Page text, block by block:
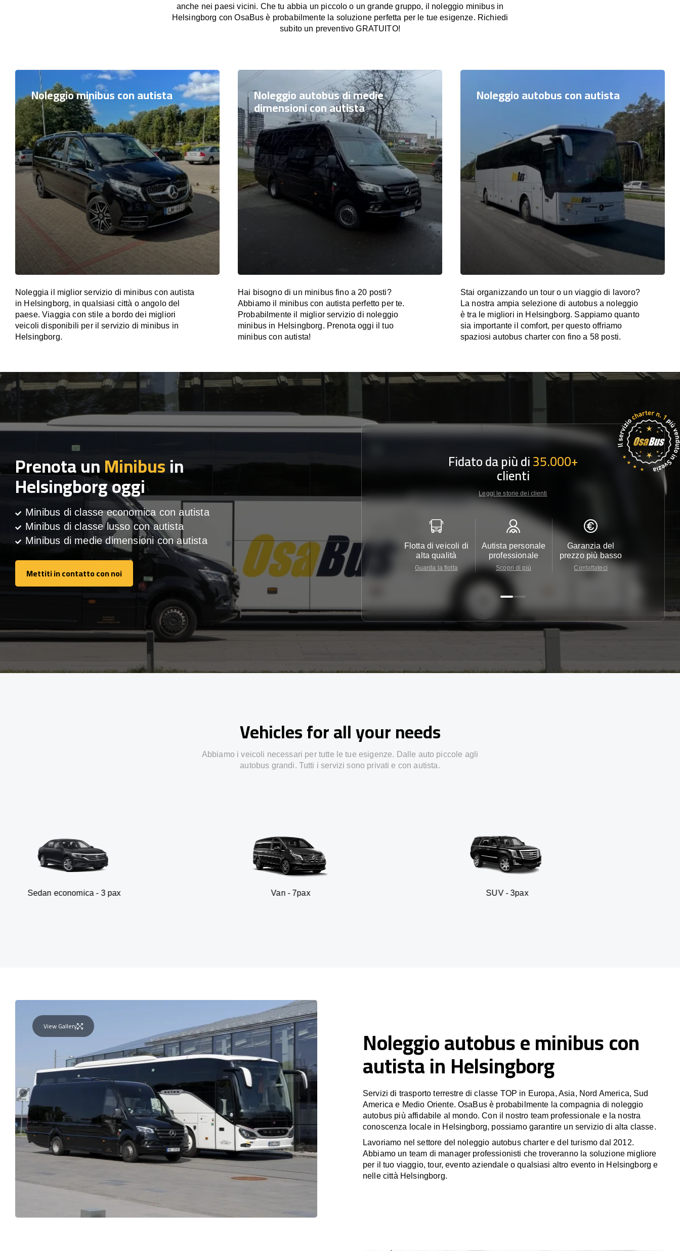
anche nei paesi vicini. Che tu abbia un piccolo o un grande gruppo, il noleggio minibus in
Helsingborg con OsaBus è probabilmente la soluzione perfetta per le tue esigenze. Richiedi
subito un preventivo GRATUITO!
Noleggio minibus con autista
Noleggia il miglior servizio di minibus con autista
in Helsingborg, in qualsiasi città o angolo del
paese. Viaggia con stile a bordo dei migliori
veicoli disponibili per il servizio di minibus in
Helsingborg.
Noleggio autobus di medie
dimensioni con autista
Hai bisogno di un minibus fino a 20 posti?
Abbiamo il minibus con autista perfetto per te.
Probabilmente il miglior servizio di noleggio
minibus in Helsingborg. Prenota oggi il tuo
minibus con autista!
Noleggio autobus con autista
Stai organizzando un tour o un viaggio di lavoro?
La nostra ampia selezione di autobus a noleggio
è tra le migliori in Helsingborg. Sappiamo quanto
sia importante il comfort, per questo offriamo
spaziosi autobus charter con fino a 58 posti.
Prenota unMinibusin
Helsingborg oggi
Minibus di classe economica con autista
Minibus di classe lusso con autista
Minibus di medie dimensioni con autista
Mettiti in contatto con noi
Mettiti in contatto con noi
Fidato da più di35.000+
clienti
Leggi le storie dei clienti
Flotta di veicoli di
alta qualità
Guarda la flotta
Autista personale
professionale
Scopri di più
Garanzia del
prezzo più basso
Contattateci
Vehicles for all your needs
Abbiamo i veicoli necessari per tutte le tue esigenze. Dalle auto piccole agli
autobus grandi. Tutti i servizi sono privati e con autista.
- 3 pax
View Gallery Noleggio autobus e minibus con
autista in Helsingborg
Servizi di trasporto terrestre di classe TOP in Europa, Asia, Nord America, Sud
America e Medio Oriente. OsaBus è probabilmente la compagnia di noleggio
autobus più affidabile al mondo. Con il nostro team professionale e la nostra
conoscenza locale in Helsingborg, possiamo garantire un servizio di alta classe.
Lavoriamo nel settore del noleggio autobus charter e del turismo dal 2012.
Abbiamo un team di manager professionisti che troveranno la soluzione migliore
per il tuo viaggio, tour, evento aziendale o qualsiasi altro evento in Helsingborg e
nelle città Helsingborg.